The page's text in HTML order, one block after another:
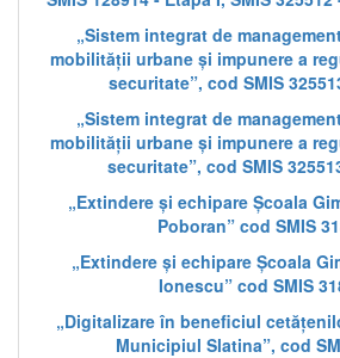
„Sistem integrat de
mobilității urbane și impunere a
securitate”, cod SMIS
„Sistem integrat de
mobilității urbane și impunere a
securitate”, cod SMIS
„Extindere și echipare Școala
Poboran” cod SMIS
„Extindere și echipare Școala
Ionescu” cod SMIS
„Digitalizare în beneficiul
Municipiul Slatina”, cod